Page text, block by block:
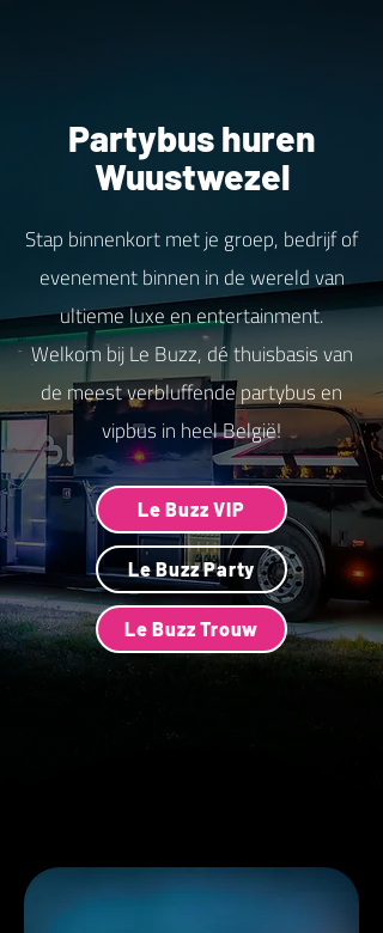
Partybus huren
Wuustwezel
Stap binnenkort met je groep, bedrijf of
evenement binnen in de wereld van
ultieme luxe en entertainment.
Welkom bij Le Buzz, dé thuisbasis van
de meest verbluffende partybus en
vipbus in heel België!
Le Buzz VIP
Le Buzz Party
Le Buzz Trouw